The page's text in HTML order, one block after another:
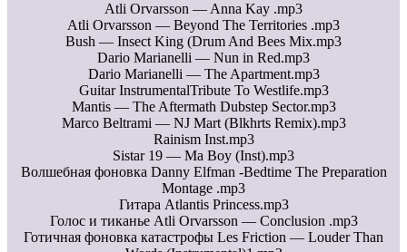
Atli Orvarsson — Anna Kay .mp3
Atli Orvarsson — Beyond The Territories .mp3
Bush — Insect King (Drum And Bees Mix.mp3
Dario Marianelli — Nun in Red.mp3
Dario Marianelli — The Apartment.mp3
Guitar InstrumentalTribute To Westlife.mp3
Mantis — The Aftermath Dubstep Sector.mp3
Marco Beltrami — NJ Mart (Blkhrts Remix).mp3
Rainism Inst.mp3
Sistar 19 — Ma Boy (Inst).mp3
Волшебная фоновка Danny Elfman -Bedtime The Preparation
Montage .mp3
Гитара Atlantis Princess.mp3
Голос и тиканье Atli Orvarsson — Conclusion .mp3
Готичная фоновка катастрофы Les Friction — Louder Than